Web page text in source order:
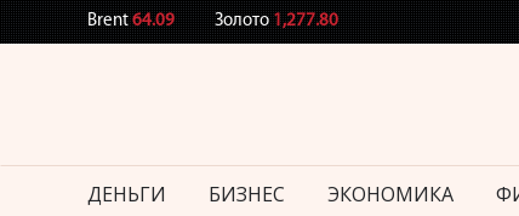
Brent64.09 Золото1,277.80
ДЕНЬГИ БИЗНЕС ЭКОНОМИКА